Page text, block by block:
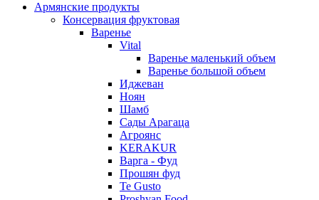
Армянские продукты
Консервация фруктовая
Варенье
Vital
Варенье маленький объем
Варенье большой объем
Иджеван
Ноян
Шамб
Сады Арагаца
Агроянс
KERAKUR
Варга - Фуд
Прошян фуд
Te Gusto